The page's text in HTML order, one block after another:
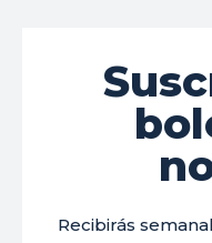
Recibirás